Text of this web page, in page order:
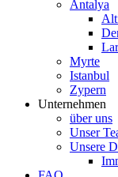
Antalya
Myrte
Istanbul
Zypern
Unternehmen
über uns
Unser
Unsere